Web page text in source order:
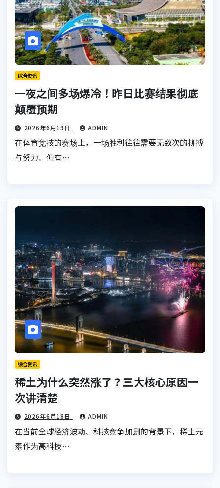
综合资讯
一夜之间多场爆冷！昨日比赛结果彻底
颠覆预期
2026年6月19日 ADMIN
在体育竞技的赛场上，一场胜利往往需要无数次的拼搏
与努力。但有…
综合资讯
稀土为什么突然涨了？三大核心原因一
次讲清楚
2026年6月18日 ADMIN
在当前全球经济波动、科技竞争加剧的背景下，稀土元
素作为高科技…